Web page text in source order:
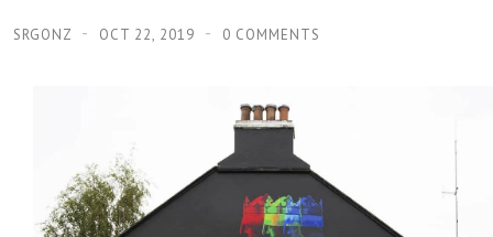
SRGONZ OCT 22, 2019 0 COMMENTS